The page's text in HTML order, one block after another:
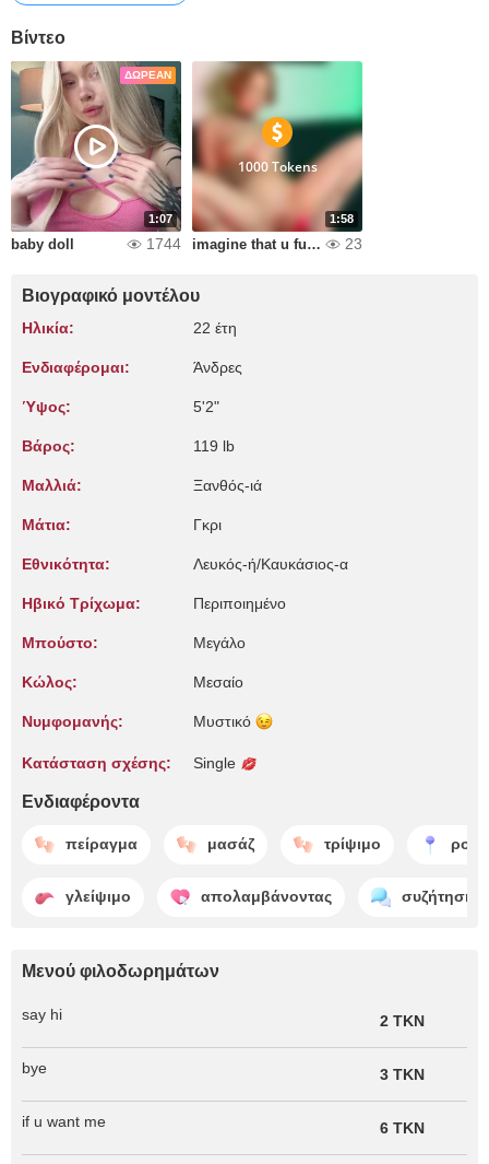
Βίντεο
ΔΩΡΕΆΝ
1:07
baby doll 1744
1:58
1000 Tokens
imagine that u fuck me 23
Βιογραφικό μοντέλου
Ηλικία: 22 έτη
Ενδιαφέρομαι: Άνδρες
Ύψος: 5'2"
Βάρος: 119 lb
Μαλλιά: Ξανθός-ιά
Μάτια: Γκρι
Εθνικότητα: Λευκός-ή/Καυκάσιος-α
Ηβικό Τρίχωμα: Περιποιημένο
Μπούστο: Μεγάλο
Κώλος: Μεσαίο
Νυμφομανής: Μυστικό
Κατάσταση σχέσης: Single
Ενδιαφέροντα
πείραγμα μασάζ τρίψιμο
γλείψιμο απολαμβάνοντας συζήτηση
Μενού φιλοδωρημάτων
say hi 2 TKN
bye 3 TKN
if u want me 6 TKN